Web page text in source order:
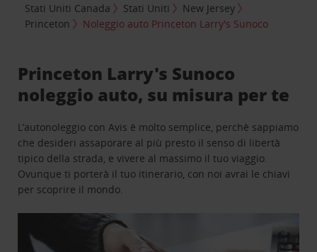
Stati Uniti Canada
Stati Uniti
New Jersey
Princeton
Noleggio auto Princeton Larry's Sunoco
Princeton Larry's Sunoco
noleggio auto, su misura per te
L’autonoleggio con Avis è molto semplice, perchè sappiamo
che desideri assaporare al più presto il senso di libertà
tipico della strada, e vivere al massimo il tuo viaggio.
Ovunque ti porterà il tuo itinerario, con noi avrai le chiavi
per scoprire il mondo.